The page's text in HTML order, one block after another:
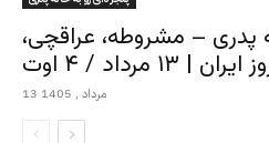
پدری – مشروطه، عراقچی،
مرداد / ۴ اوت
13 مرداد , 1405